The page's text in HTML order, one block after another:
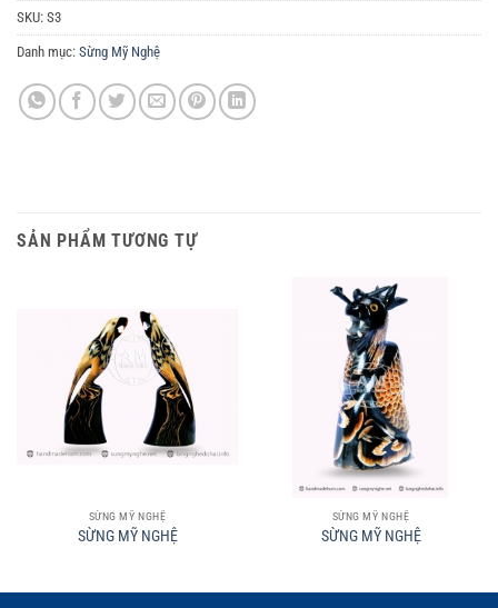
SKU: S3
Danh mục: Sừng Mỹ Nghệ
SẢN PHẨM TƯƠNG TỰ
SỪNG MỸ NGHỆ
SỪNG MỸ NGHỆ
SỪNG MỸ NGHỆ
SỪNG MỸ NGHỆ